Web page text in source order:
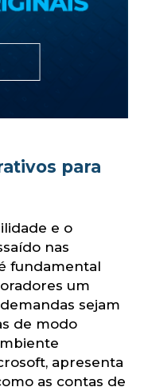
para
e o
nas
fundamental
um
sejam
de modo
apresenta
as contas de